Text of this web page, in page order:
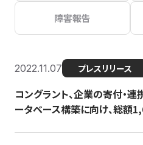
障害報告
2022.11.07 プレスリリース
コングラント、企業の寄付・
ータベース構築に向け、総額